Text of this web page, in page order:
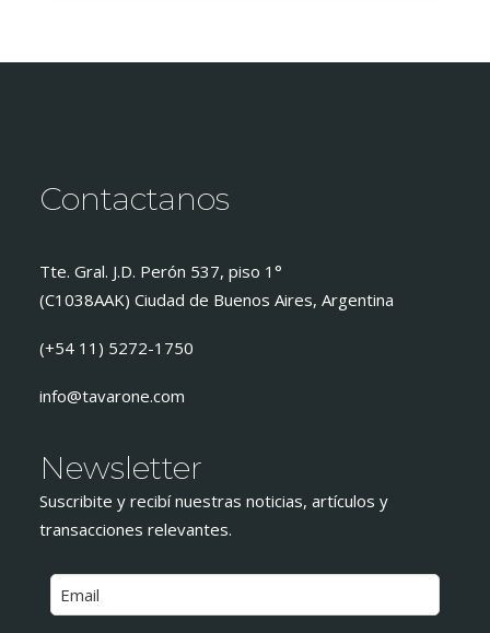
Contactanos
Tte. Gral. J.D. Perón 537, piso 1°
(C1038AAK) Ciudad de Buenos Aires, Argentina
(+54 11) 5272-1750
info@tavarone.com
Newsletter
Suscribite y recibí nuestras noticias, artículos y
transacciones relevantes.